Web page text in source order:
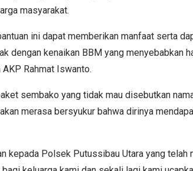
masyarakat.
ini dapat memberikan manfaat serta
dengan kenaikan BBM yang menyebabkan
Rahmat Iswanto.
sembako yang tidak mau disebutkan
merasa bersyukur bahwa dirinya
kepada Polsek Putussibau Utara yang